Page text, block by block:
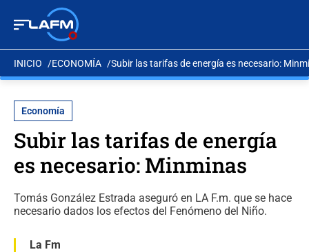
INICIO ECONOMÍA Subir las tarifas de energía es necesario:
Economía
Subir las tarifas de energía
es necesario: Minminas
Tomás González Estrada aseguró en LA F.m. que se hace
necesario dados los efectos del Fenómeno del Niño.
La Fm